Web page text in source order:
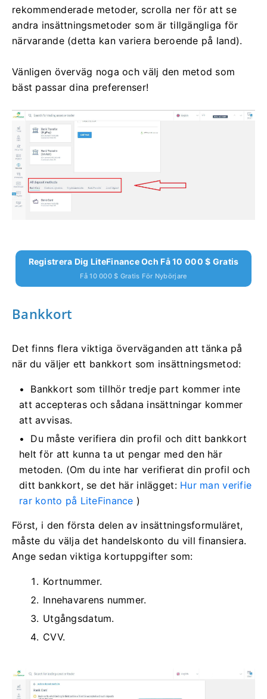
rekommenderade metoder, scrolla ner för att se
andra insättningsmetoder som är tillgängliga för
närvarande (detta kan variera beroende på land).
Vänligen överväg noga och välj den metod som
bäst passar dina preferenser!
Registrera Dig LiteFinance Och Få 10 000 $ Gratis
Få 10 000 $ Gratis För Nybörjare
Bankkort
Det finns flera viktiga överväganden att tänka på
när du väljer ett bankkort som insättningsmetod:
Bankkort som tillhör tredje part kommer inte
att accepteras och sådana insättningar kommer
att avvisas.
Du måste verifiera din profil och ditt bankkort
helt för att kunna ta ut pengar med den här
metoden. (Om du inte har verifierat din profil och
ditt bankkort, se det här inlägget: Hur man verifie
rar konto på LiteFinance )
Först, i den första delen av insättningsformuläret,
måste du välja det handelskonto du vill finansiera.
Ange sedan viktiga kortuppgifter som:
Kortnummer.
Innehavarens nummer.
Utgångsdatum.
CVV.